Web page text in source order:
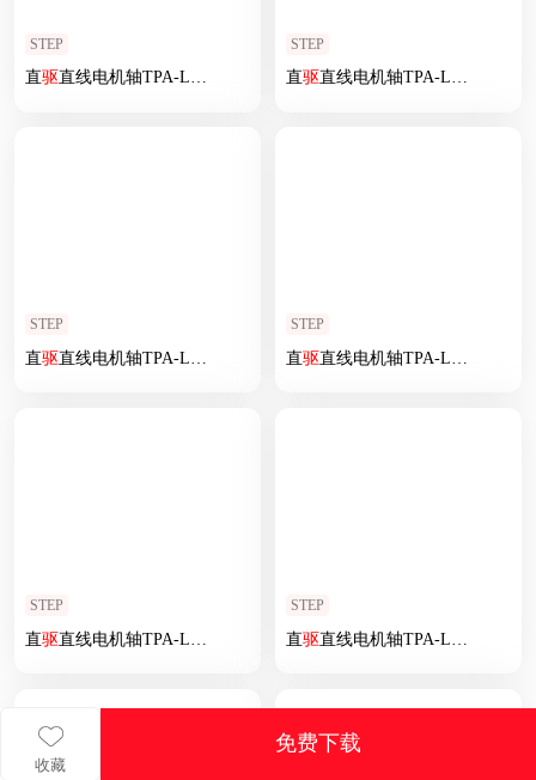
收藏
免费下载
STEP
直驱直线电机轴TPA-LNP 2-1-L3120-3-C-05-N3
STEP
直驱直线电机轴TPA-LNP
STEP
直驱直线电机轴TPA-LNP 2-1-L300-3-C-05-N3
STEP
直驱直线电机轴TPA-LNP
STEP
直驱直线电机轴TPA-LNP 2-1-L1740-3-C-05-N3
STEP
直驱直线电机轴TPA-LNP